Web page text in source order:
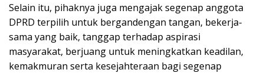
Selain itu, pihaknya juga mengajak segenap anggota
DPRD terpilih untuk bergandengan tangan, bekerja-
sama yang baik, tanggap terhadap aspirasi
masyarakat, berjuang untuk meningkatkan keadilan,
kemakmuran serta kesejahteraan bagi segenap